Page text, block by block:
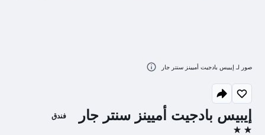
إيبيس بادجيت أميينز سنتر جار فندق
صور لـ إيبيس بادجيت أميينز سنتر جار